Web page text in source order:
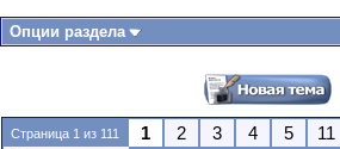
Опции раздела
Страница 1 из 111 1 2 3 4 5 11